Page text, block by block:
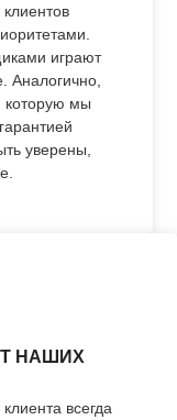
играют
которую мы
уверены,
НАШИХ
всегда